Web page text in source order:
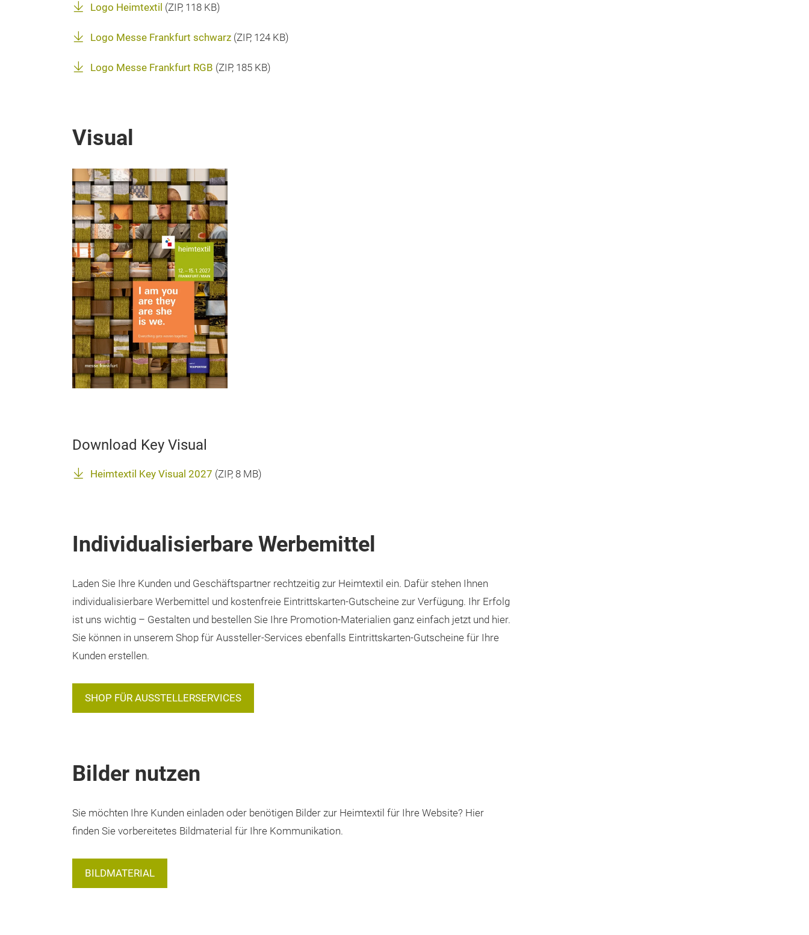
Logo Heimtextil (ZIP, 118 KB)
Logo Messe Frankfurt schwarz (ZIP, 124 KB)
Logo Messe Frankfurt RGB (ZIP, 185 KB)
Visual
Download Key Visual
Heimtextil Key Visual 2027 (ZIP, 8 MB)
Individualisierbare Werbemittel
Laden Sie Ihre Kunden und Geschäftspartner rechtzeitig zur Heimtextil ein. Dafür stehen Ihnen
individualisierbare Werbemittel und kostenfreie Eintrittskarten-Gutscheine zur Verfügung. Ihr Erfolg
ist uns wichtig – Gestalten und bestellen Sie Ihre Promotion-Materialien ganz einfach jetzt und hier.
Sie können in unserem Shop für Aussteller-Services ebenfalls Eintrittskarten-Gutscheine für Ihre
Kunden erstellen.
SHOP FÜR AUSSTELLERSERVICES
Bilder nutzen
Sie möchten Ihre Kunden einladen oder benötigen Bilder zur Heimtextil für Ihre Website? Hier
finden Sie vorbereitetes Bildmaterial für Ihre Kommunikation.
BILDMATERIAL